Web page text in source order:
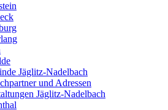
Jäglitz-Nadelbach
und Adressen
Jäglitz-Nadelbach